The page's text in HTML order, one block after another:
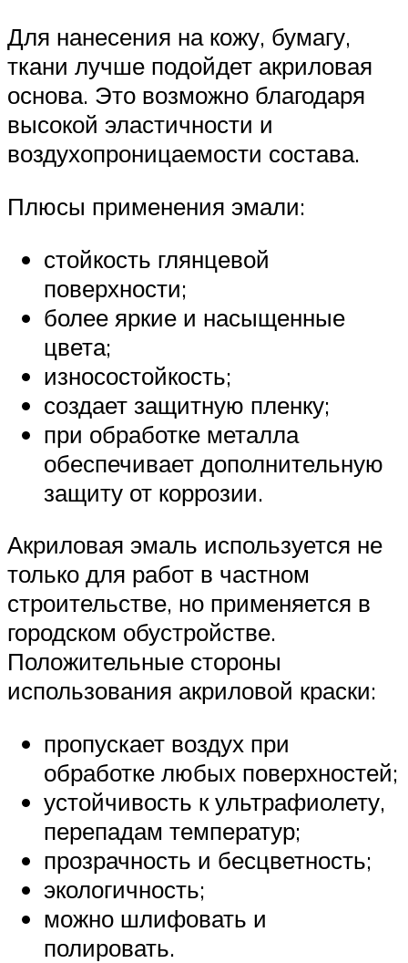
Для нанесения на кожу, бумагу,
ткани лучше подойдет акриловая
основа. Это возможно благодаря
высокой эластичности и
воздухопроницаемости состава.
Плюсы применения эмали:
стойкость глянцевой
поверхности;
более яркие и насыщенные
цвета;
износостойкость;
создает защитную пленку;
при обработке металла
обеспечивает дополнительную
защиту от коррозии.
Акриловая эмаль используется не
только для работ в частном
строительстве, но применяется в
городском обустройстве.
Положительные стороны
использования акриловой краски:
пропускает воздух при
обработке любых поверхностей;
устойчивость к ультрафиолету,
перепадам температур;
прозрачность и бесцветность;
экологичность;
можно шлифовать и
полировать.